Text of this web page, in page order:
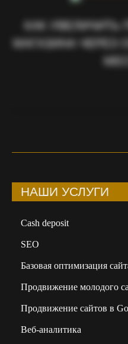
КАК
МАГАЗИНА ЧЕРЕЗ
НАШИ УСЛУГИ
Сash deposit
SEO
Базовая оптимизация
Продвижение молодого
Продвижение сайтов в
Веб-аналитика